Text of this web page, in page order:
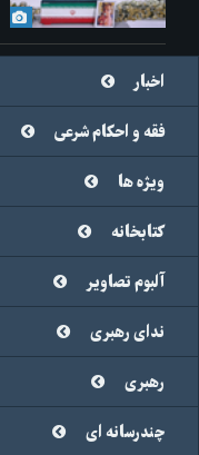
اخبار
فقه و احکام شرعی
ویژه ها
کتابخانه
آلبوم تصاویر
ندای رهبری
رهبری
چندرسانه ای